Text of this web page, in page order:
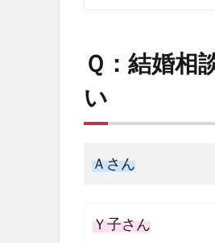
Ｑ：結婚相
い
Ａさん
Ｙ子さん